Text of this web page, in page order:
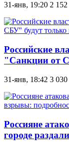
31-янв, 19:20 2 152
Российские
"Санкции от
31-янв, 18:42 3 030
Россияне
городе